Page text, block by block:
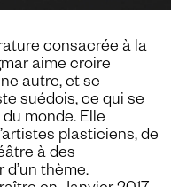
consacrée à la
aime croire
autre, et se
suédois, ce qui se
monde. Elle
plasticiens, de
à des
thème.